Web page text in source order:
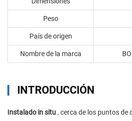
Peso
País de origen
Nombre de la marca
INTRODUCCIÓN
Instalado in situ , cerca de los puntos de